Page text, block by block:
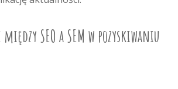
SEO a SEM w pozyskiwaniu